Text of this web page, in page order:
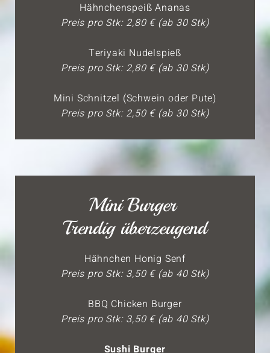
Hähnchenspeiß Ananas
Preis pro Stk: 2,80 € (ab 30 Stk)
Teriyaki Nudelspieß
Preis pro Stk: 2,80 € (ab 30 Stk)
Mini Schnitzel (Schwein oder Pute)
Preis pro Stk: 2,50 € (ab 30 Stk)
Mini Burger
Trendig überzeugend
Hähnchen Honig Senf
Preis pro Stk: 3,50 € (ab 40 Stk)
BBQ Chicken Burger
Preis pro Stk: 3,50 € (ab 40 Stk)
Sushi Burger